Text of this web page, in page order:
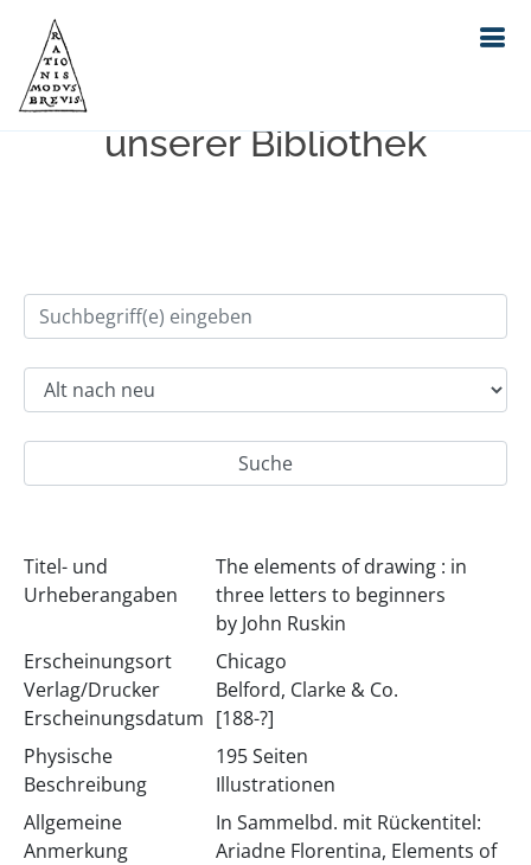
Einfache Suche im Bestand
unserer Bibliothek
Titel- und
Urheberangaben
The elements of drawing : in
three letters to beginners
by John Ruskin
Erscheinungsort
Verlag/Drucker
Erscheinungsdatum
Chicago
Belford, Clarke & Co.
[188-?]
Physische
Beschreibung
195 Seiten
Illustrationen
Allgemeine
Anmerkung
In Sammelbd. mit Rückentitel:
Ariadne Florentina, Elements of